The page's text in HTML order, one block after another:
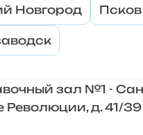
Новгород Псков
зал №1 -
Революции, д. 41/39